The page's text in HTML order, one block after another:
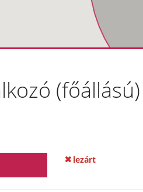
lezárt